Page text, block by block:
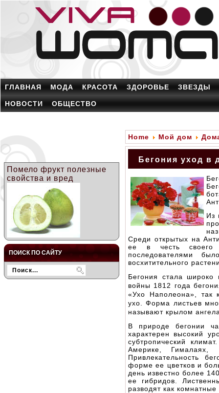
ГЛАВНАЯ МОДА КРАСОТА ЗДОРОВЬЕ ЗВЕЗДЫ
НОВОСТИ ОБЩЕСТВО
Помело фрукт полезные
свойства и вред
ПОИСК ПО САЙТУ
Home Мой дом
Бегония уход в
Из
Среди открытых на
ее в честь своего
последователями
восхитительного
Бегония стала широко
войны 1812 года
«Ухо Наполеона», так
ухо. Форма листьев
называют крылом
В природе бегонии
характерен высокий
субтропический
Америке,
Привлекательность
форме ее цветков и
день известно более
ее гибридов.
разводят как